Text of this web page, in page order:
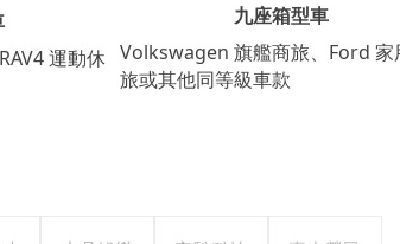
運動休
九座箱型車
Volkswagen 旗艦商旅、Ford 家
旅或其他同等級車款